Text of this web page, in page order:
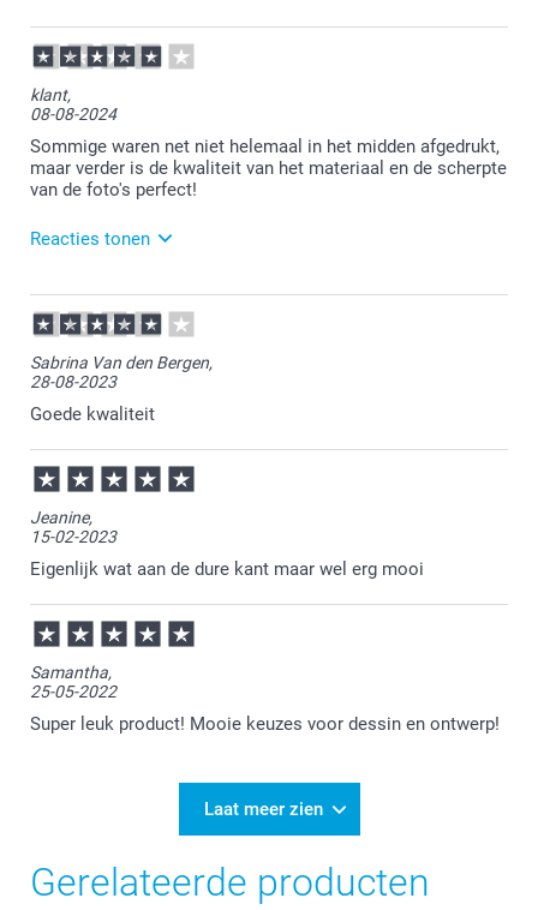
27-12-2024
12:31
Bedankt voor je review. Fijn dat je blij bent met je
herinneringen mee te bewaren. Heel veel plezier er
van!
klant,
08-08-2024
Sommige waren net niet helemaal in het midden afgedrukt,
maar verder is de kwaliteit van het materiaal en de scherpte
van de foto's perfect!
Reacties tonen
09-08-2024
13:35
Wat fijn dat je blij bent met de kwaliteit van de
fotostrips. Jammer dat je niet helemaal tevreden
bent over de positie van sommige foto's. Wanneer je
niet helemaal tevreden bent over je bestelling mag je
(service@smartphoto.nl). Wij kijken graag met je
mee naar een passende oplossing!
Sabrina Van den Bergen,
28-08-2023
Goede kwaliteit
Jeanine,
15-02-2023
Eigenlijk wat aan de dure kant maar wel erg mooi
Samantha,
25-05-2022
Super leuk product! Mooie keuzes voor dessin en ontwerp!
Laat meer zien
Gerelateerde producten